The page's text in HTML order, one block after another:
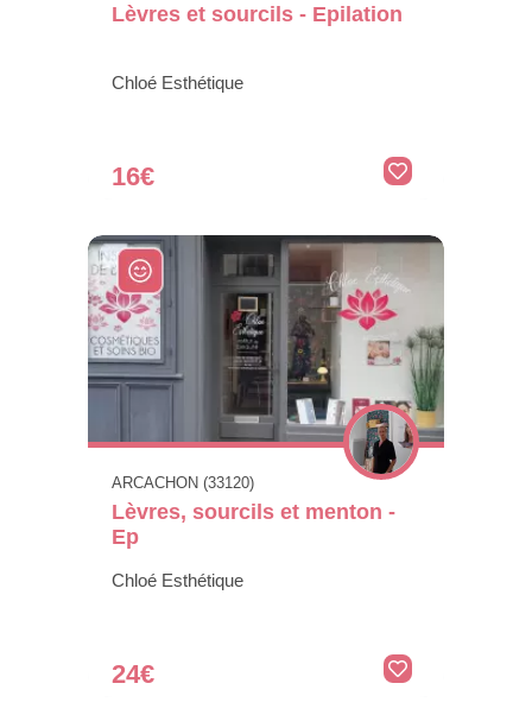
Lèvres et sourcils - Epilation
Chloé Esthétique
16€
ARCACHON (33120)
Lèvres, sourcils et menton -
Ep
Chloé Esthétique
24€